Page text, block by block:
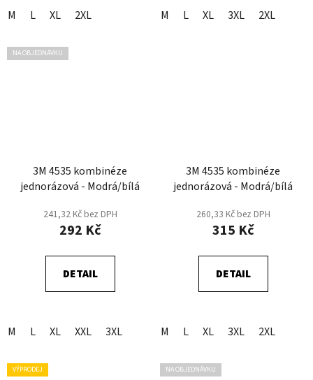
M L XL 2XL M L XL 3XL 2XL
NA OBJEDNÁVKU
3M 4535 kombinéze
jednorázová - Modrá/bílá
241,32 Kč bez DPH
292 Kč
DETAIL
M L XL XXL 3XL
3M 4535 kombinéze
jednorázová - Modrá/bílá
260,33 Kč bez DPH
315 Kč
DETAIL
M L XL 3XL 2XL
VÝPRODEJ NA OBJEDNÁVKU